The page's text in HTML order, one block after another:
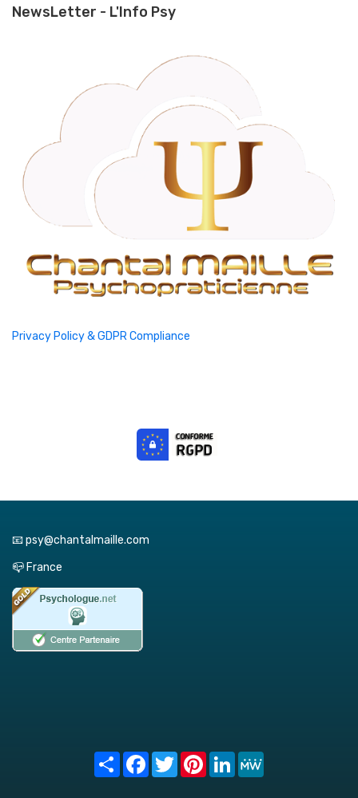
NewsLetter - L'Info Psy
Privacy Policy & GDPR Compliance
📧 psy@chantalmaille.com
📪 France
Share FacebookTwitterPinterest
LinkedIn